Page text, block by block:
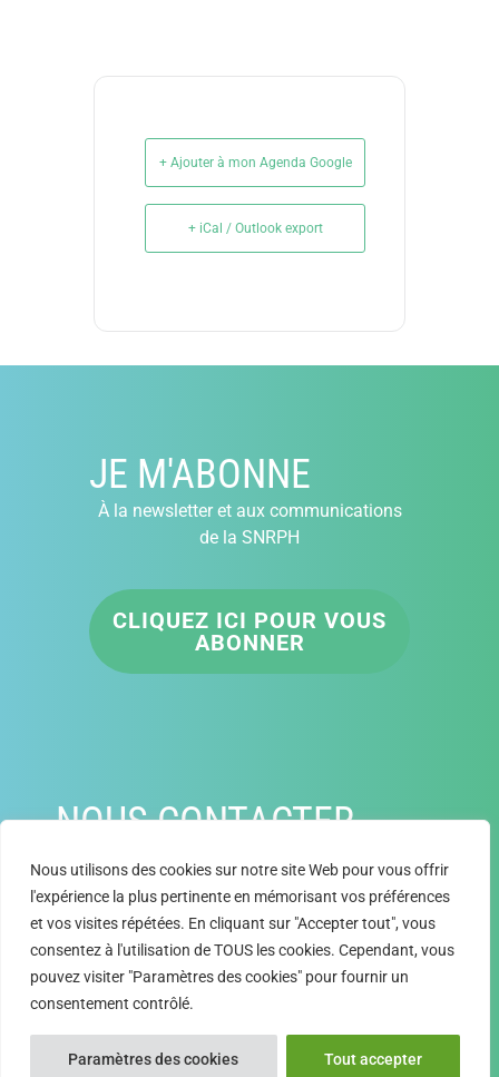
Nous utilisons des cookies sur notre site Web pour vous offrir
l'expérience la plus pertinente en mémorisant vos préférences
et vos visites répétées. En cliquant sur "Accepter tout", vous
consentez à l'utilisation de TOUS les cookies. Cependant, vous
pouvez visiter "Paramètres des cookies" pour fournir un
consentement contrôlé.
Paramètres des cookies Tout accepter
+ Ajouter à mon Agenda Google
+ iCal / Outlook export
JE M'ABONNE
À la newsletter et aux communications
de la SNRPH
CLIQUEZ ICI POUR VOUS
ABONNER
NOUS CONTACTER
Adresse email
secretariat@snrph.org
Website powered by Colloquium 2022 –Mentions légales